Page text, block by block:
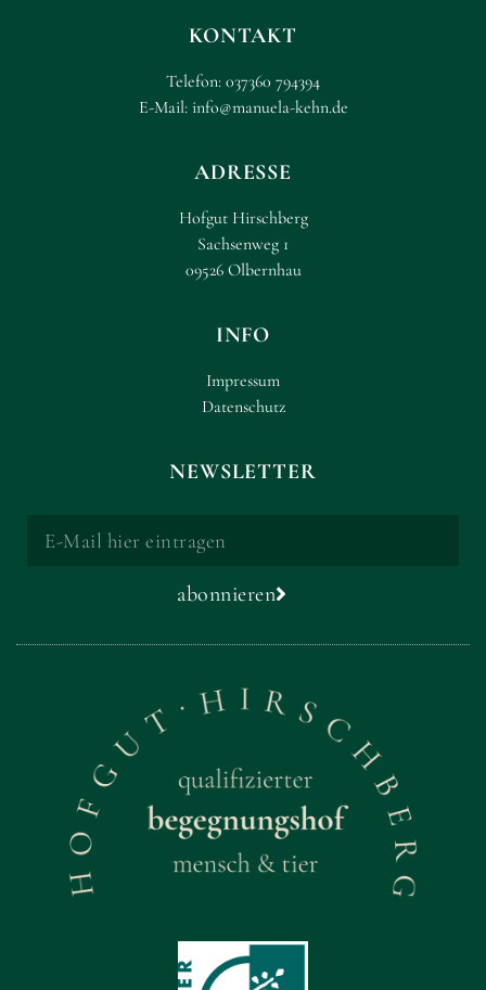
KONTAKT
Telefon: 037360 794394
E-Mail: info@manuela-kehn.de
ADRESSE
Hofgut Hirschberg
Sachsenweg 1
09526 Olbernhau
INFO
Impressum
Datenschutz
NEWSLETTER
abonnieren